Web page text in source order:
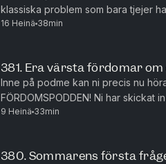
klassiska problem som bara tjejer
tjejerna smakat på sig själva? Skaffa
16 Heinä 38min
381. Era värsta fördomar om
Inne på podme kan ni precis nu
FÖRDOMSPODDEN! Ni har skickat
på fördomar: Hur ofta går tjejerna
9 Heinä 33min
380. Sommarens första